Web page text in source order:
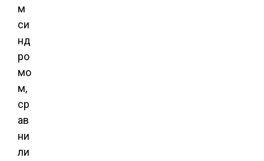
м
си
нд
ро
мо
м,
ср
ав
ни
ли